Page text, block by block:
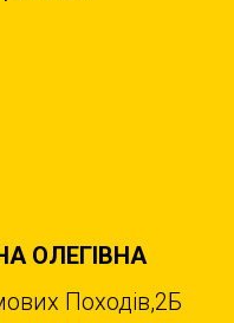
ОЛЕГІВНА
Походiв,2Б